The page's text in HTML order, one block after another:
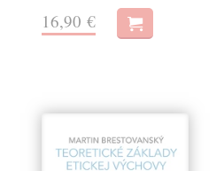
16,90 €